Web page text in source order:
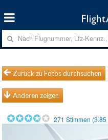
Zurück zu Fotos durchsuchen
Anderen zeigen
271 Stimmen (3.85